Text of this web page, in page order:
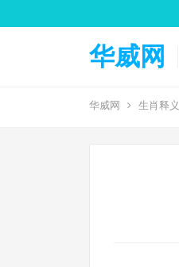
华威网
华威网 生肖释义